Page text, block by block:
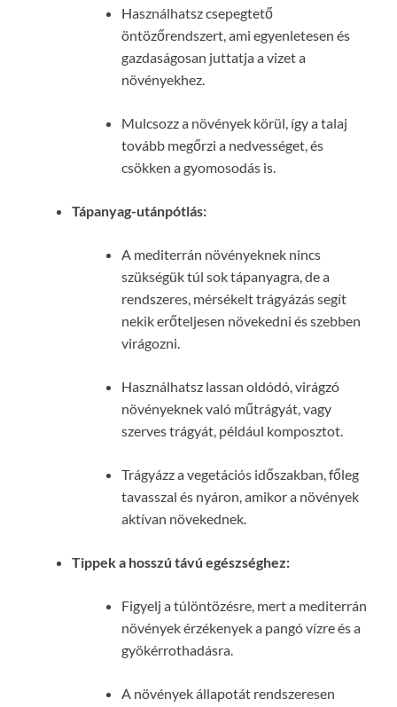
Használhatsz csepegtető
öntözőrendszert, ami egyenletesen és
gazdaságosan juttatja a vizet a
növényekhez.
Mulcsozz a növények körül, így a talaj
tovább megőrzi a nedvességet, és
csökken a gyomosodás is.
Tápanyag-utánpótlás:
A mediterrán növényeknek nincs
szükségük túl sok tápanyagra, de a
rendszeres, mérsékelt trágyázás segít
nekik erőteljesen növekedni és szebben
virágozni.
Használhatsz lassan oldódó, virágzó
növényeknek való műtrágyát, vagy
szerves trágyát, például komposztot.
Trágyázz a vegetációs időszakban, főleg
tavasszal és nyáron, amikor a növények
aktívan növekednek.
Tippek a hosszú távú egészséghez:
Figyelj a túlöntözésre, mert a mediterrán
növények érzékenyek a pangó vízre és a
gyökérrothadásra.
A növények állapotát rendszeresen